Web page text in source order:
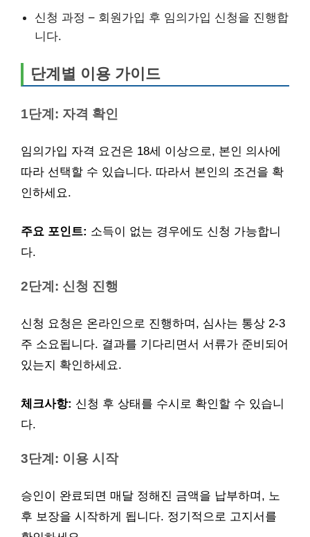
신청 과정 – 회원가입 후 임의가입 신청을 진행합
니다.
단계별 이용 가이드
1단계: 자격 확인
임의가입 자격 요건은 18세 이상으로, 본인 의사에
따라 선택할 수 있습니다. 따라서 본인의 조건을 확
인하세요.
주요 포인트: 소득이 없는 경우에도 신청 가능합니
다.
2단계: 신청 진행
신청 요청은 온라인으로 진행하며, 심사는 통상 2-3
주 소요됩니다. 결과를 기다리면서 서류가 준비되어
있는지 확인하세요.
체크사항: 신청 후 상태를 수시로 확인할 수 있습니
다.
3단계: 이용 시작
승인이 완료되면 매달 정해진 금액을 납부하며, 노
후 보장을 시작하게 됩니다. 정기적으로 고지서를